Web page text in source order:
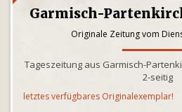
Garmisch-
Originale Zeitung vom
Tageszeitung aus Garmisch-
2-seitig
letztes verfügbares Originalexemplar!